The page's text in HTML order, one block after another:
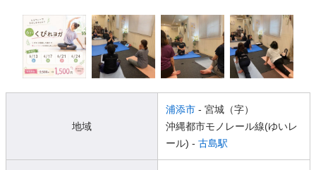
地域
浦添市 - 宮城（字）
沖縄都市モノレール線(ゆいレ
ール) - 古島駅